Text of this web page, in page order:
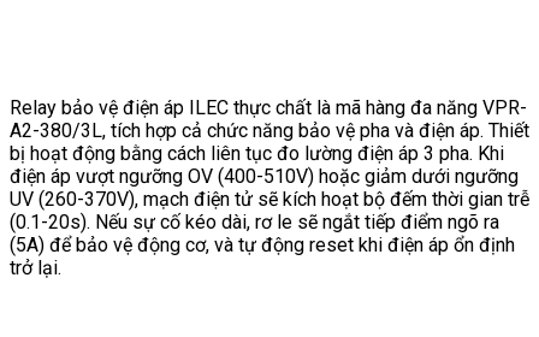
Relay bảo vệ điện áp ILEC thực chất là mã hàng đa năng VPR-
A2-380/3L, tích hợp cả chức năng bảo vệ pha và điện áp. Thiết
bị hoạt động bằng cách liên tục đo lường điện áp 3 pha. Khi
điện áp vượt ngưỡng OV (400-510V) hoặc giảm dưới ngưỡng
UV (260-370V), mạch điện tử sẽ kích hoạt bộ đếm thời gian trễ
(0.1-20s). Nếu sự cố kéo dài, rơ le sẽ ngắt tiếp điểm ngõ ra
(5A) để bảo vệ động cơ, và tự động reset khi điện áp ổn định
trở lại.